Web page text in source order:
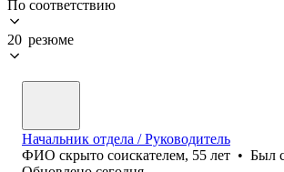
По соответствию
20 резюме
Начальник отдела / Руководитель
ФИО скрыто соискателем, 55 лет • Был